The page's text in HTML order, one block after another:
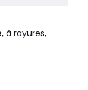
à rayures,